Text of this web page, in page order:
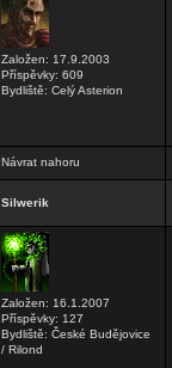
Založen: 17.9.2003
Příspěvky: 609
Bydliště: Celý Asterion
Návrat nahoru
Silwerik
Založen: 16.1.2007
Příspěvky: 127
Bydliště: České Budějovice
/ Rilond